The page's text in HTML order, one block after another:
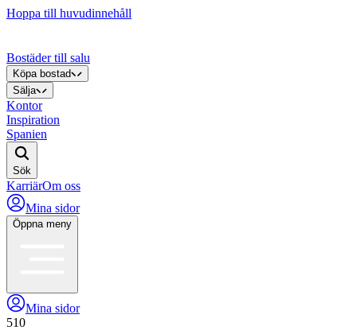
Hoppa till huvudinnehåll
Bostäder till salu
Köpa bostad
Sälja
Kontor
Inspiration
Spanien
Sök
KarriärOm oss
Mina sidor
Öppna meny
Mina sidor
510